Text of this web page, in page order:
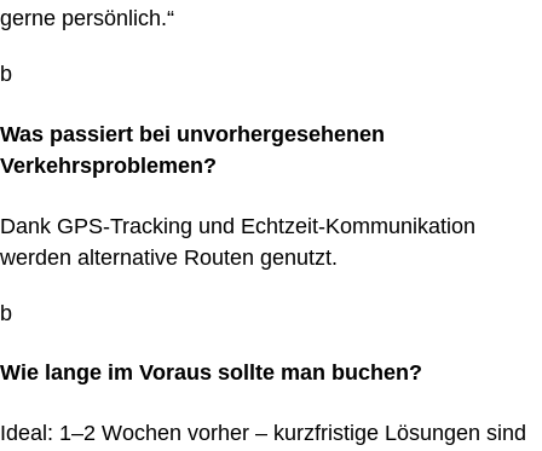
gerne persönlich.“
b
Was passiert bei unvorhergesehenen
Verkehrsproblemen?
Dank GPS-Tracking und Echtzeit-Kommunikation
werden alternative Routen genutzt.
b
Wie lange im Voraus sollte man buchen?
Ideal: 1–2 Wochen vorher – kurzfristige Lösungen sind